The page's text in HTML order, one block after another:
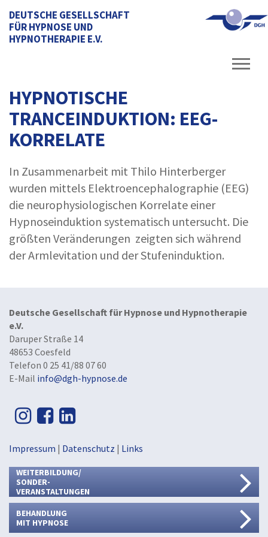
DEUTSCHE GESELLSCHAFT
FÜR HYPNOSE UND
HYPNOTHERAPIE E.V.
HYPNOTISCHE
TRANCEINDUKTION: EEG-
KORRELATE
In Zusammenarbeit mit Thilo Hinterberger
wurden mittels Elektroencephalographie (EEG)
die neurophysiologischen Korrelate einer
Hypnoseinduktion systematisch untersucht. Die
größten Veränderungen zeigten sich während
der Armlevitation und der Stufeninduktion.
Deutsche Gesellschaft für Hypnose und Hypnotherapie
e.V.
Daruper Straße 14
48653 Coesfeld
Telefon 0 25 41/88 07 60
E-Mail info@dgh-hypnose.de
Impressum | Datenschutz | Links
WEITERBILDUNG/
SONDER-
VERANSTALTUNGEN
BEHANDLUNG
MIT HYPNOSE